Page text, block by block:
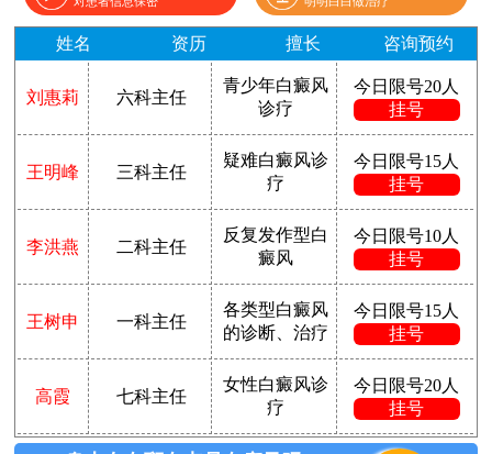
姓名 资历 擅长 咨询预约
刘惠莉 六科主任
青少年白癜风
诊疗
今日限号20人
挂号
王明峰 三科主任
疑难白癜风诊
疗
今日限号15人
挂号
李洪燕 二科主任
反复发作型白
癜风
今日限号10人
挂号
王树申 一科主任
各类型白癜风
的诊断、治疗
今日限号15人
挂号
高霞 七科主任
女性白癜风诊
疗
今日限号20人
挂号